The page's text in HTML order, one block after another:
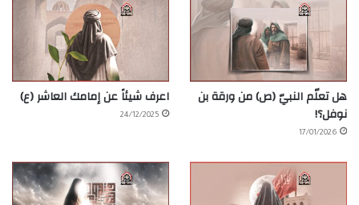
هل تعلّم النبيّ (ص) من ورقة بن
نوفل؟!
17/01/2026
اعرف شيئاً عن إمامك العاشر (ع)
24/12/2025